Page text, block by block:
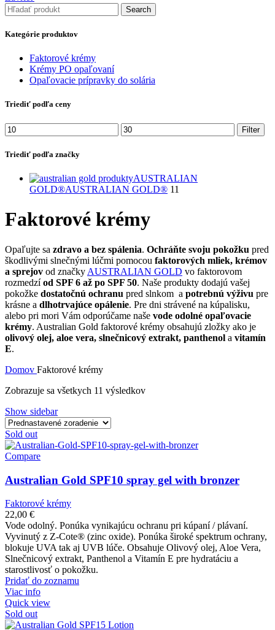
Search
Kategórie produktov
Faktorové krémy
Krémy PO opaľovaní
Opaľovacie prípravky do solária
Triediť podľa ceny
Minimálna
cena
Maximálna
cena
Filter
Triediť podľa značky
AUSTRALIAN
GOLD®AUSTRALIAN GOLD® 11
Faktorové krémy
Opaľujte sa zdravo a bez spálenia. Ochráňte svoju pokožku pred
škodlivými slnečnými lúčmi pomocou faktorových mliek, krémov
a sprejov od značky AUSTRALIAN GOLD vo faktorovom
rozmedzíod SPF 6 až po SPF 50. Naše produkty dodajú vašej
pokožke dostatočnú ochranu pred slnkom a potrebnú výživu pre
krásne a dlhotrvajúce opálenie. Pre dni strávené na kúpalisku,
alebo pri mori Vám odporúčame naše vode odolné opaľovacie
krémy. Australian Gold faktorové krémy obsahujú zložky ako je
olivový olej, aloe vera, slnečnicový extrakt, panthenol a vitamín
E.
Domov Faktorové krémy
Zobrazuje sa všetkych 11 výsledkov
Show sidebar
Sold out
Compare
Australian Gold SPF10 spray gel with bronzer
Faktorové krémy
22,00 €
Vode odolný. Ponúka vynikajúcu ochranu pri kúpaní / plávaní.
Vyvinutý z Z-Cote® (zinc oxide). Ponúka široké spektrum ochrany,
blokuje UVA tak aj UVB lúče. Obsahuje Olivový olej, Aloe Vera,
Slnečnicový extrakt, Panthenol a Vitamín E pre hydratáciu a
starostlivosť o pokožku.
Pridať do zoznamu
Viac info
Quick view
Sold out